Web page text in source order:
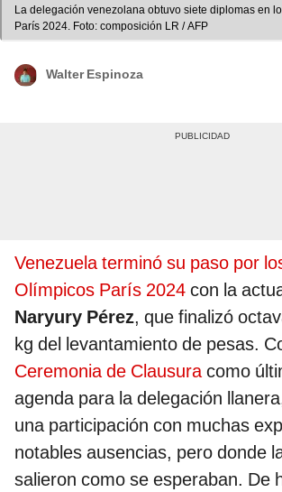
La delegación venezolana obtuvo siete diplomas en
París 2024. Foto: composición LR / AFP
Walter Espinoza
Venezuela terminó su paso por
Olímpicos París 2024 con la
Naryury Pérez, que finalizó
kg del levantamiento de pesas.
Ceremonia de Clausuracomo
agenda para la delegación
una participación con muchas
notables ausencias, pero donde
salieron como se esperaban. De